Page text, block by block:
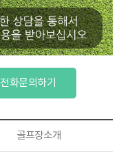
전화문의하기
골프장소개